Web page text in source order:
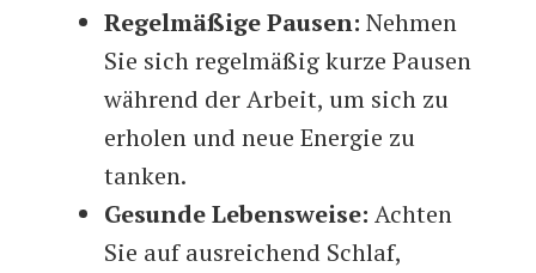
Regelmäßige Pausen: Nehmen
Sie sich regelmäßig kurze Pausen
während der Arbeit, um sich zu
erholen und neue Energie zu
tanken.
Gesunde Lebensweise: Achten
Sie auf ausreichend Schlaf,